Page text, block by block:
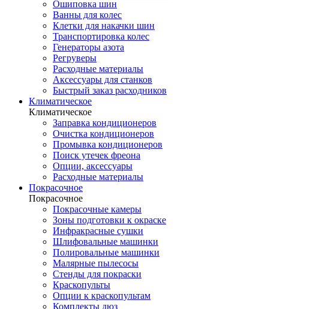
Ошиповка шин
Ванны для колес
Клетки для накачки шин
Транспортировка колес
Генераторы азота
Регруверы
Расходные материалы
Аксессуары для станков
Быстрый заказ расходников
Климатическое
Климатическое
Заправка кондиционеров
Очистка кондиционеров
Промывка кондиционеров
Поиск утечек фреона
Опции, аксессуары
Расходные материалы
Покрасочное
Покрасочное
Покрасочные камеры
Зоны подготовки к окраске
Инфракрасные сушки
Шлифовальные машинки
Полировальные машинки
Малярные пылесосы
Стенды для покраски
Краскопульты
Опции к краскопультам
Комплекты дюз